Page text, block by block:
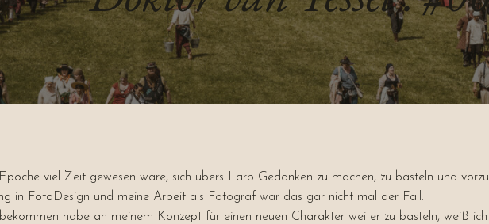
viel Zeit gewesen wäre, sich übers Larp Gedanken zu machen, zu basteln und
in FotoDesign und meine Arbeit als Fotograf war das gar nicht mal der Fall.
habe an meinem Konzept für einen neuen Charakter weiter zu basteln, weiß